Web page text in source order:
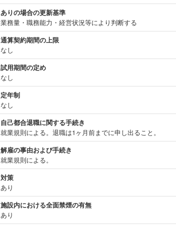
ありの場合の更新基準
業務量・職務能力・経営状況等により判断する
通算契約期間の上限
なし
試用期間の定め
なし
定年制
なし
自己都合退職に関する手続き
就業規則による。退職は1ヶ月前までに申し出ること。
解雇の事由および手続き
就業規則による。
対策
あり
施設内における全面禁煙の有無
あり